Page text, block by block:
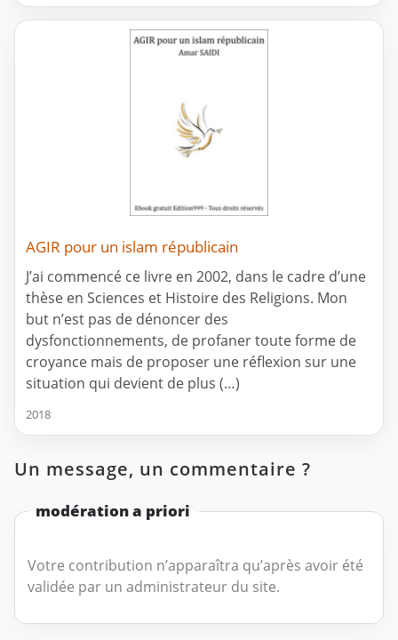
AGIR pour un islam républicain
J’ai commencé ce livre en 2002, dans le cadre d’une
thèse en Sciences et Histoire des Religions. Mon
but n’est pas de dénoncer des
dysfonctionnements, de profaner toute forme de
croyance mais de proposer une réflexion sur une
situation qui devient de plus (…)
2018
Un message, un commentaire ?
modération a priori
Votre contribution n’apparaîtra qu’après avoir été
validée par un administrateur du site.